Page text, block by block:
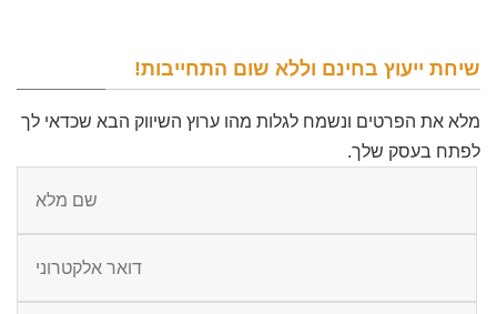
שיחת ייעוץ בחינם וללא שום התחייבות!
מלא את הפרטים ונשמח לגלות מהו ערוץ השיווק הבא שכדאי לך
לפתח בעסק שלך.